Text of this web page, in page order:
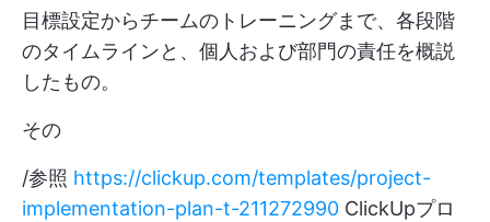
目標設定からチームのトレーニングまで、各段階
のタイムラインと、個人および部門の責任を概説
したもの。
その
/参照 https://clickup.com/templates/project-
implementation-plan-t-211272990 ClickUpプロ